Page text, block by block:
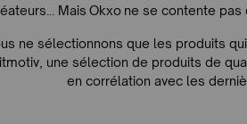
Mais Okxo ne se contente
ne sélectionnons que les produits
une sélection de produits de
en corrélation avec les